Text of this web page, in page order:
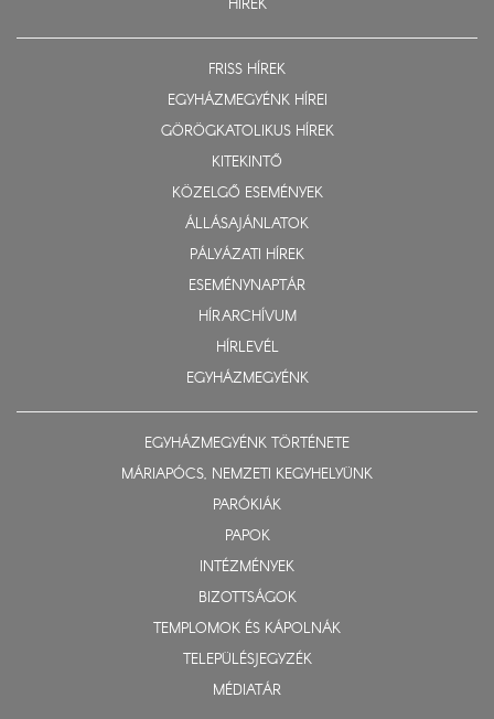
HÍREK
FRISS HÍREK
EGYHÁZMEGYÉNK HÍREI
GÖRÖGKATOLIKUS HÍREK
KITEKINTŐ
KÖZELGŐ ESEMÉNYEK
ÁLLÁSAJÁNLATOK
PÁLYÁZATI HÍREK
ESEMÉNYNAPTÁR
HÍRARCHÍVUM
HÍRLEVÉL
EGYHÁZMEGYÉNK
EGYHÁZMEGYÉNK TÖRTÉNETE
MÁRIAPÓCS, NEMZETI KEGYHELYÜNK
PARÓKIÁK
PAPOK
INTÉZMÉNYEK
BIZOTTSÁGOK
TEMPLOMOK ÉS KÁPOLNÁK
TELEPÜLÉSJEGYZÉK
MÉDIATÁR